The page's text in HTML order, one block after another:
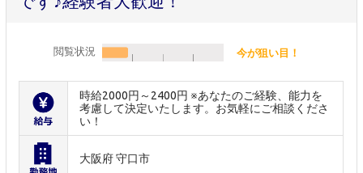
閲覧状況 今が狙い目！
時給2000円～2400円 ※あなたのご経験、能力を
考慮して決定いたします。お気軽にご相談くださ
い！
大阪府 守口市